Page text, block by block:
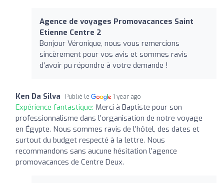
Agence de voyages Promovacances Saint
Etienne Centre 2
Bonjour Véronique, nous vous remercions
sincèrement pour vos avis et sommes ravis
d'avoir pu répondre à votre demande !
Ken Da Silva Publié le 1 year ago
Expérience fantastique: Merci à Baptiste pour son
professionnalisme dans l’organisation de notre voyage
en Égypte. Nous sommes ravis de l’hôtel, des dates et
surtout du budget respecté à la lettre. Nous
recommandons sans aucune hésitation l’agence
promovacances de Centre Deux.